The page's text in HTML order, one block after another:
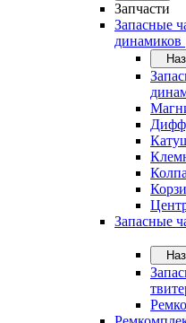
Запчасти
Запасные
динамиков
Запасные